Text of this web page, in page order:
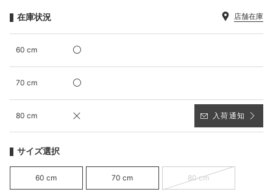
在庫状況 店舗在庫
60 cm
70 cm
80 cm 入荷通知
サイズ選択
60 cm 70 cm 80 cm